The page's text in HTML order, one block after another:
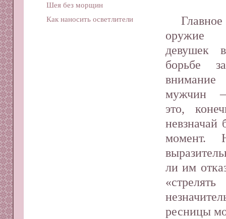
Главное
оружие
девушек в
борьбе за
внимание
мужчин –
это,
момент.
ли им
ресницы
Шея без морщин
Как наносить осветлители